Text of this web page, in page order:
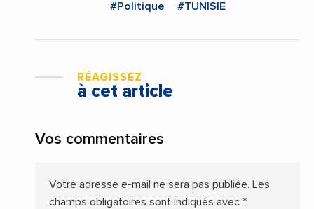
#Politique #TUNISIE
RÉAGISSEZ
à cet article
Vos commentaires
Votre adresse e-mail ne sera pas publiée. Les
champs obligatoires sont indiqués avec *